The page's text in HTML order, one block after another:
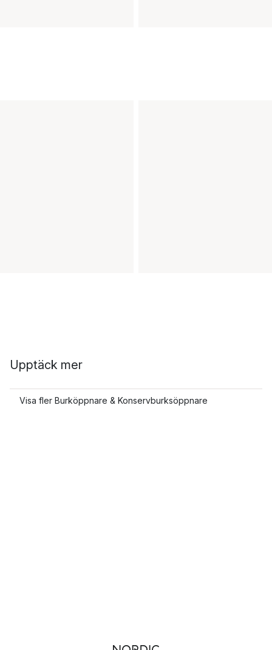
Upptäck mer
Visa fler Burköppnare & Konservburksöppnare